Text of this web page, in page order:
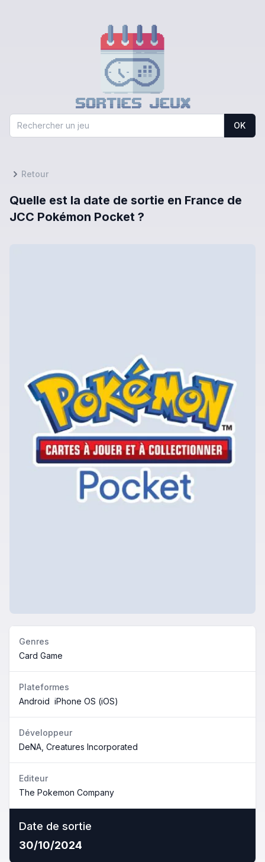
OK
Retour
Quelle est la date de sortie en France de
JCC Pokémon Pocket ?
Genres
Card Game
Plateformes
Android iPhone OS (iOS)
Développeur
DeNA, Creatures Incorporated
Editeur
The Pokemon Company
Date de sortie
30/10/2024